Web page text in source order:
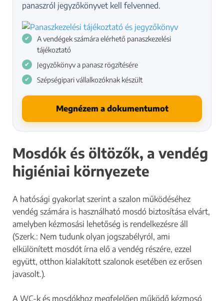
panaszról jegyzőkönyvet kell felvenned.
A vendégek számára elérhető panaszkezelési
tájékoztató
Jegyzőkönyv a panasz rögzítésére
Szépségipari vállalkozóknak készült
Megnézem a dokumentumot
Mosdók és öltözők, a vendég
higiéniai környezete
A hatósági gyakorlat szerint a szalon működéséhez
vendég számára is használható mosdó biztosítása elvárt,
amelyben kézmosási lehetőség is rendelkezésre áll
(Szerk.: Nem tudunk olyan jogszabélyról, ami
elkülönített mosdót írna elő a vendég részére, ezzel
együtt, otthon kialakított szalonok esetében ez erősen
javasolt.).
A WC-k és mosdókhoz megfelelően működő kézmosó